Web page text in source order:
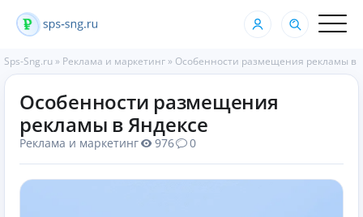
Sps-Sng.ru » Реклама и маркетинг » Особенности размещения рекламы в
Особенности размещения
рекламы в Яндексе
Реклама и маркетинг 976 0